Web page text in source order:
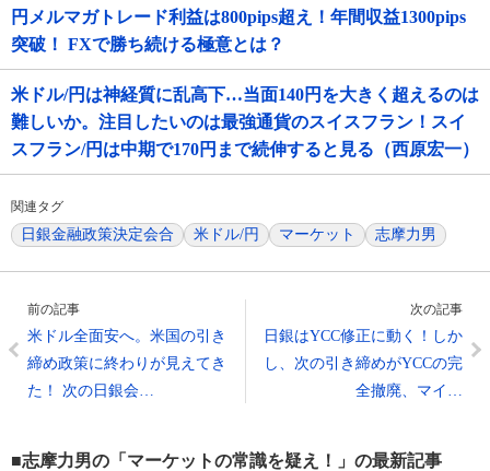
円メルマガトレード利益は800pips超え！年間収益1300pips
突破！ FXで勝ち続ける極意とは？
米ドル/円は神経質に乱高下…当面140円を大きく超えるのは
難しいか。注目したいのは最強通貨のスイスフラン！スイ
スフラン/円は中期で170円まで続伸すると見る（西原宏一）
関連タグ
日銀金融政策決定会合 米ドル/円 マーケット 志摩力男
前の記事
米ドル全面安へ。米国の引き
締め政策に終わりが見えてき
た！ 次の日銀会…
次の記事
日銀はYCC修正に動く！しか
し、次の引き締めがYCCの完
全撤廃、マイ…
■志摩力男の「マーケットの常識を疑え！」の最新記事